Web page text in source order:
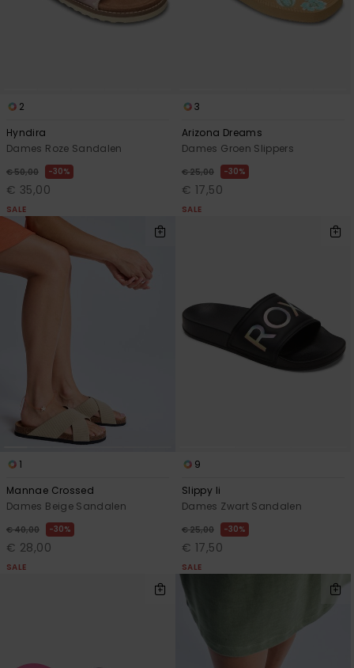
2
Hyndira
Dames Roze Sandalen
€ 50,00 30%
€ 35,00
SALE
3
Arizona Dreams
Dames Groen Slippers
€ 25,00 30%
€ 17,50
SALE
1
Mannae Crossed
Dames Beige Sandalen
€ 40,00 30%
€ 28,00
SALE
9
Slippy Ii
Dames Zwart Sandalen
€ 25,00 30%
€ 17,50
SALE